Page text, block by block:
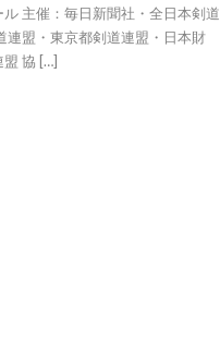
主催：毎日新聞社・全日本剣道
連盟・東京都剣道連盟・日本財
盟 協 […]